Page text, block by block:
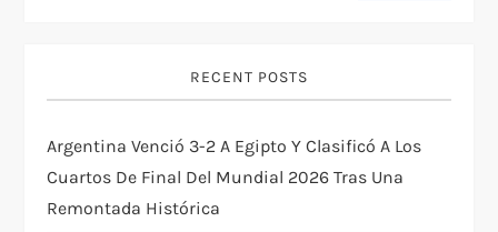
a
t
i
RECENT POSTS
Argentina Venció 3-2 A Egipto Y Clasificó A Los
Cuartos De Final Del Mundial 2026 Tras Una
Remontada Histórica